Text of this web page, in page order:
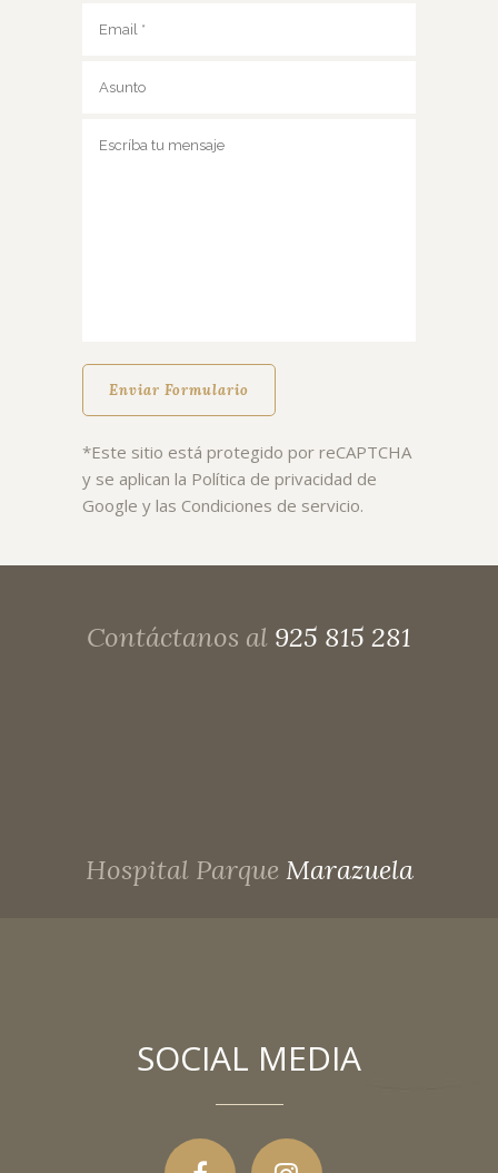
*Este sitio está protegido por reCAPTCHA
y se aplican la Política de privacidad de
Google y las Condiciones de servicio.
Contáctanos al 925 815 281
Hospital Parque Marazuela
SOCIAL MEDIA